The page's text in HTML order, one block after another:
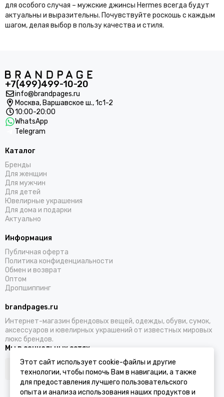
для особого случая – мужские джинсы Hermes всегда будут
актуальны и выразительны. Почувствуйте роскошь с каждым
шагом, делая выбор в пользу качества и стиля.
+7(499)499-10-20
info@brandpages.ru
Москва, Варшавское ш., 1с1-2
10:00-20:00
WhatsApp
Telegram
Каталог
Бренды
Для женщин
Для мужчин
Для детей
Ювелирные украшения
Для дома и подарки
Актуально
Информация
Публичная оферта
Политика конфиденциальности
Обмен и возврат
Оптом
Дропшиппинг
brandpages.ru
Интернет-магазин брендовых вещей, одежды, обуви, сумок,
аксессуаров и ювелирных украшений от известных мировых
люкс брендов.
Мы в социальных сетях
Этот сайт использует cookie-файлы и другие
технологии, чтобы помочь Вам в навигации, а также
для предоставления лучшего пользовательского
опыта и анализа использования наших продуктов и